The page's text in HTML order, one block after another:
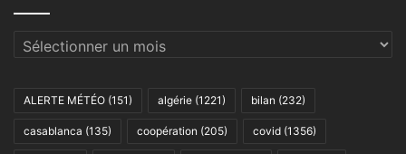
Archives
ALERTE MÉTÉO (151) algérie (1221) bilan (232)
casablanca (135) coopération (205) covid (1356)